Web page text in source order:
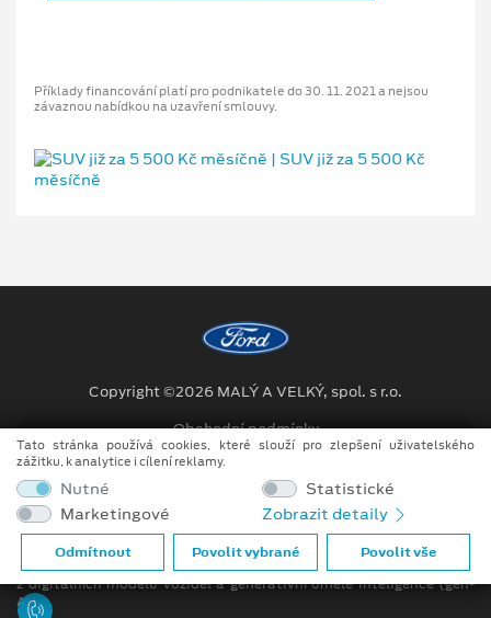
Příklady financování platí pro podnikatele do 30. 11. 2021 a nejsou
závaznou nabídkou na uzavření smlouvy.
Copyright ©2026 MALÝ A VELKÝ, spol. s r.o.
Obchodní podmínky
Ochrana osobních údajů
Prohlášení o zpracování údajů konečných zákazníků
Při tvorbě videí a obrázků na tomto webu je využíváno kombinace
tradičních fotografií či videí, počítačem generovaných snímků (CGI)
z digitálních modelů vozidel a generativní umělé inteligence (gen-
AI).
Tato stránka používá cookies, které slouží pro zlepšení uživatelského
zážitku, k analytice i cílení reklamy.
Nutné
Statistické
Marketingové
Zobrazit detaily
Odmítnout Povolit vybrané Povolit vše